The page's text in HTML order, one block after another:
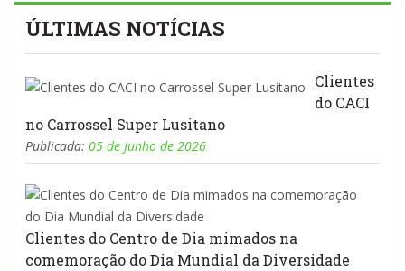
ÚLTIMAS NOTÍCIAS
Clientes
do CACI
no Carrossel Super Lusitano
Publicada: 05 de Junho de 2026
Clientes do Centro de Dia mimados na
comemoração do Dia Mundial da Diversidade